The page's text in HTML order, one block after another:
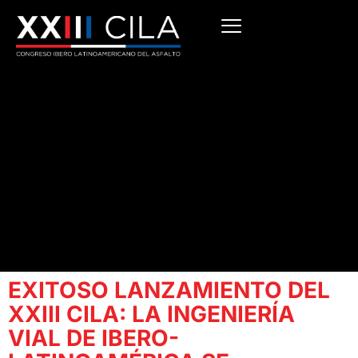
EXITOSO LANZAMIENTO DEL
XXIII CILA: LA INGENIERÍA
VIAL DE IBERO-